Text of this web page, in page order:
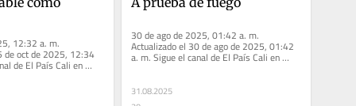
12:32 a. m.
de oct de 2025, 12:34
de El País Cali en
30 de ago de 2025, 01:42 a. m.
Actualizado el 30 de ago de 2025, 01:42
a. m. Sigue el canal de El País Cali en
WhatsApp A prueba de fuego Falacias...
31.08.2025